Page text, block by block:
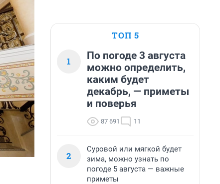
ТОП 5
1
По погоде 3 августа
можно определить,
каким будет
декабрь, — приметы
и поверья
87 691 11
2
Суровой или мягкой будет
зима, можно узнать по
погоде 5 августа — важные
приметы